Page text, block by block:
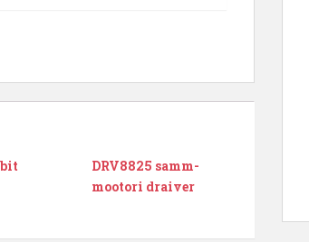
DRV8825 samm-
mootori draiver